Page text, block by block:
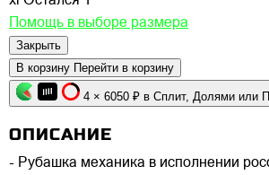
Помощь в выборе размера
Закрыть
В корзину Перейти в корзину
4 × 6050 ₽ в Сплит,
ОПИСАНИЕ
- Рубашка механика в исполнении